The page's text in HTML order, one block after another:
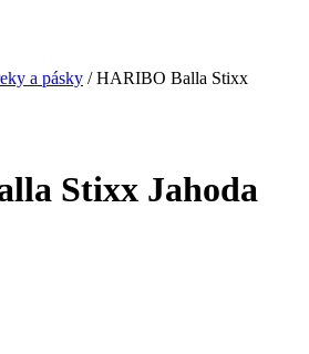
a pásky / HARIBO Balla Stixx
Stixx Jahoda